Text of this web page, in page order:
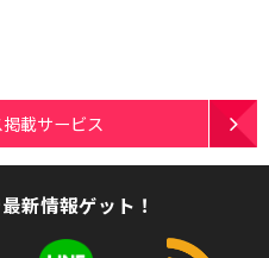
載サービス
新情報ゲット！